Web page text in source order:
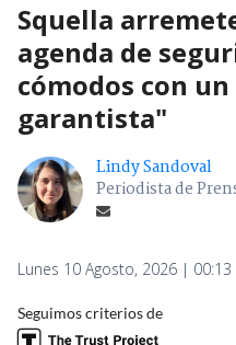
Squella
agenda de
cómodos con
garantista"
Lindy Sandoval
Periodista de
Lunes 10 Agosto, 2026 | 00:13
Seguimos criterios de